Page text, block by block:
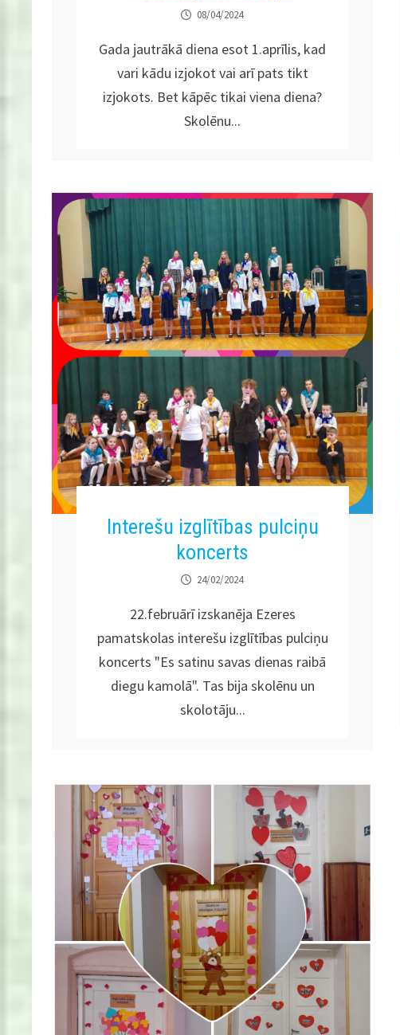
08/04/2024
Gada jautrākā diena esot 1.aprīlis, kad
vari kādu izjokot vai arī pats tikt
izjokots. Bet kāpēc tikai viena diena?
Skolēnu...
Interešu izglītības pulciņu
koncerts
24/02/2024
22.februārī izskanēja Ezeres
pamatskolas interešu izglītības pulciņu
koncerts "Es satinu savas dienas raibā
diegu kamolā". Tas bija skolēnu un
skolotāju...